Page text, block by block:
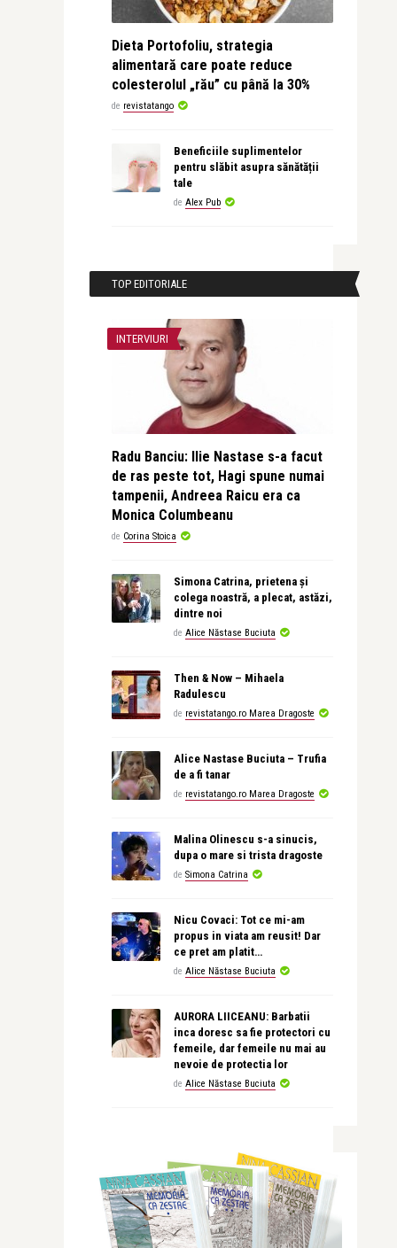
Dieta Portofoliu, strategia
alimentară care poate reduce
colesterolul „rău” cu până la 30%
de revistatango
Beneficiile suplimentelor
pentru slăbit asupra sănătății
tale
de Alex Pub
TOP EDITORIALE
INTERVIURI
Radu Banciu: Ilie Nastase s-a facut
de ras peste tot, Hagi spune numai
tampenii, Andreea Raicu era ca
Monica Columbeanu
de Corina Stoica
Simona Catrina, prietena și
colega noastră, a plecat, astăzi,
dintre noi
de Alice Năstase Buciuta
Then & Now – Mihaela
Radulescu
de revistatango.ro Marea Dragoste
Alice Nastase Buciuta – Trufia
de a fi tanar
de revistatango.ro Marea Dragoste
Malina Olinescu s-a sinucis,
dupa o mare si trista dragoste
de Simona Catrina
Nicu Covaci: Tot ce mi-am
propus in viata am reusit! Dar
ce pret am platit…
de Alice Năstase Buciuta
AURORA LIICEANU: Barbatii
inca doresc sa fie protectori cu
femeile, dar femeile nu mai au
nevoie de protectia lor
de Alice Năstase Buciuta